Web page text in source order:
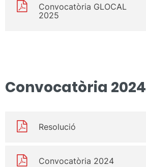
Convocatòria GLOCAL
2025
Convocatòria 2024
Resolució
Convocatòria 2024